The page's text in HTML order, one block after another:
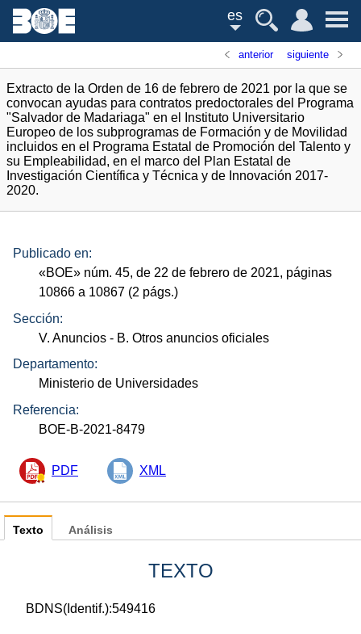
es
anterior siguiente
Extracto de la Orden de 16 de febrero de 2021 por la que se
convocan ayudas para contratos predoctorales del Programa
"Salvador de Madariaga" en el Instituto Universitario
Europeo de los subprogramas de Formación y de Movilidad
incluidos en el Programa Estatal de Promoción del Talento y
su Empleabilidad, en el marco del Plan Estatal de
Investigación Científica y Técnica y de Innovación 2017-
2020.
Publicado en:
«BOE» núm. 45, de 22 de febrero de 2021, páginas
10866 a 10867 (2 págs.)
Sección:
V. Anuncios - B. Otros anuncios oficiales
Departamento:
Ministerio de Universidades
Referencia:
BOE-B-2021-8479
PDF XML
Texto
TEXTO
BDNS(Identif.):549416
Análisis